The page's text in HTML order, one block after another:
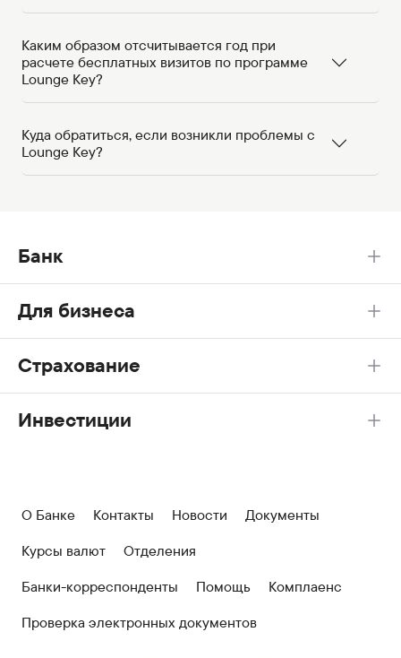
Каким образом отсчитывается год при
расчете бесплатных визитов по программе
Lounge Key?
Куда обратиться, если возникли проблемы с
Lounge Key?
Банк
Для бизнеса
Страхование
Инвестиции
О Банке Контакты Новости
Документы
Курсы валют
Отделения
Банки-корреспонденты
Помощь
Комплаенс
Проверка электронных документов